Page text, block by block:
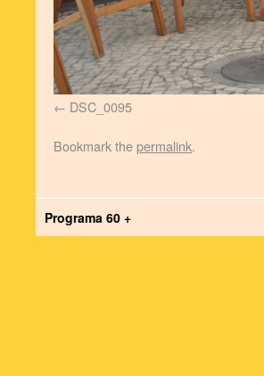
DSC_0095
Bookmark thepermalink.
Programa 60 +